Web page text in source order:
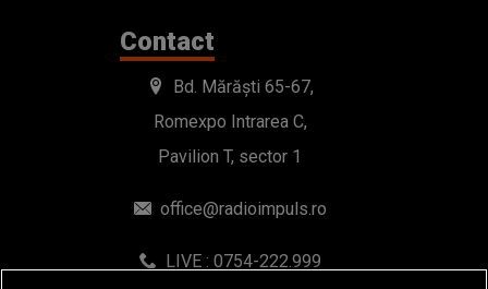
Contact
Bd. Mărăști 65-67,
Romexpo Intrarea C,
Pavilion T, sector 1
office@radioimpuls.ro
LIVE : 0754-222.999